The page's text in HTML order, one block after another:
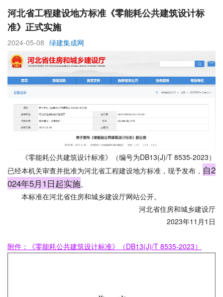
河北省工程建设地方标准《零能耗公共建筑设计标
准》正式实施
2024-05-08 绿建集成网
《零能耗公共建筑设计标准》（编号为DB13(J)/T 8535-2023）
已经本机关审查并批准为河北省工程建设地方标准，现予发布， 自2
024年5月1日起实施。
本标准在河北省住房和城乡建设厅网站公开。
河北省住房和城乡建设厅
2023年11月1日
附件：《零能耗公共建筑设计标准》（DB13(J)/T 8535-2023）